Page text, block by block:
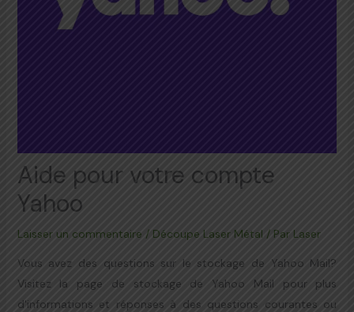
Aide pour votre compte
Yahoo
Laisser un commentaire / Découpe Laser Métal / Par Laser
Vous avez des questions sur le stockage de Yahoo Mail?
Visitez la page de stockage de Yahoo Mail pour plus
d'informations et réponses à des questions courantes ou